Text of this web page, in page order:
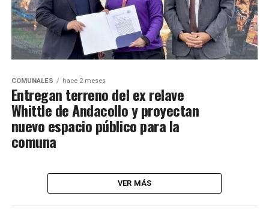
COMUNALES hace 2 meses
Entregan terreno del ex relave
Whittle de Andacollo y proyectan
nuevo espacio público para la
comuna
VER MÁS